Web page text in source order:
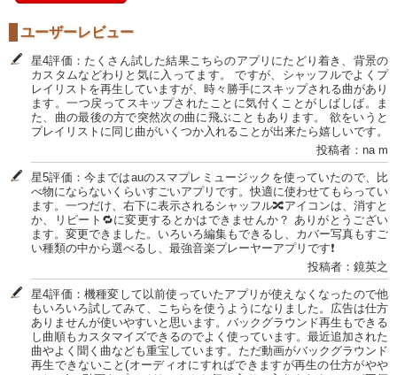
ユーザーレビュー
星4評価：たくさん試した結果こちらのアプリにたどり着き、背景の
カスタムなどわりと気に入ってます。 ですが、シャッフルでよくプ
レイリストを再生していますが、時々勝手にスキップされる曲があり
ます。一つ戻ってスキップされたことに気付くことがしばしば。ま
た、曲の最後の方で突然次の曲に飛ぶこともあります。 欲をいうと
プレイリストに同じ曲がいくつか入れることが出来たら嬉しいです。
投稿者：na m
星5評価：今まではauのスマプレミュージックを使っていたので、比
べ物にならないくらいすごいアプリです。快適に使わせてもらってい
ます。一つだけ、右下に表示されるシャッフル🔀アイコンは、消すと
か、リピート🔁に変更するとかはできませんか？ ありがとうござい
ます。変更できました。いろいろ編集もできるし、カバー写真もすご
い種類の中から選べるし、最強音楽プレーヤーアプリです❗
投稿者：鏡英之
星4評価：機種変して以前使っていたアプリが使えなくなったので他
もいろいろ試してみて、こちらを使うようになりました。広告は仕方
ありませんが使いやすいと思います。バックグラウンド再生もできる
し曲順もカスタマイズできるのでよく使っています。最近追加された
曲やよく聞く曲なども重宝しています。ただ動画がバックグラウンド
再生できないこと(オーディオにすればできますが再生の仕方がやや